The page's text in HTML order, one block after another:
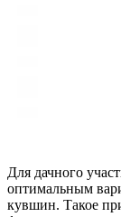
Для дачного
оптимальным
кувшин. Такое